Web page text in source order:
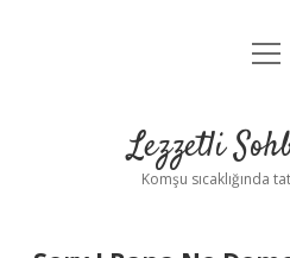
Yasal
Lezzetli
Komşu sıcaklığında